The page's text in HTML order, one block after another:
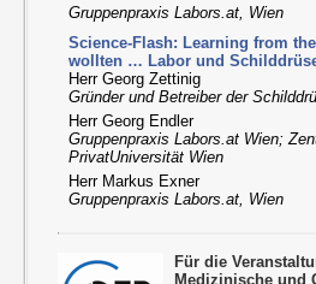
Gruppenpraxis Labors.at, Wien
Science-Flash: Learning from
wollten … Labor und
Herr Georg Zettinig
Gründer und Betreiber der
Herr Georg Endler
Gruppenpraxis Labors.at Wien;
PrivatUniversität Wien
Herr Markus Exner
Gruppenpraxis Labors.at, Wien
Für die
Medizinische und